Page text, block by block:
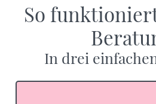
So
In drei